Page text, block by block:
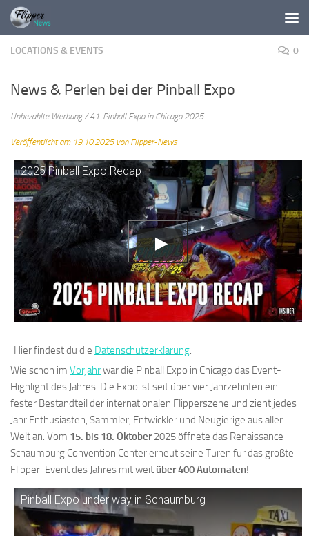
Zum Inhalt springen
LOCATIONS & EVENTS 0
News & Perlen bei der Pinball Expo
Unbezahlte Werbung / 41. Pinball Expo in Chicago 2025
Veröffentlicht am 19.10.2025 von Flipper-News
2025 Pinball Expo Recap
Hier findest du die Datenschutzerklärung.
Wie schon im Vorjahrwar die Pinball Expo in Chicago das Event-
Highlight des Jahres. Die Expo ist seit über vier Jahrzehnten ein
fester Bestandteil der internationalen Flipperszene und zieht jedes
Jahr Enthusiasten, Sammler, Entwickler und Neugierige aus aller
Welt an. Vom 15. bis 18. Oktober2025 öffnete das Renaissance
Schaumburg Convention Center erneut seine Türen für das größte
Flipper-Event des Jahres mit weit über 400 Automaten!
Pinball Expo under way in Schaumburg